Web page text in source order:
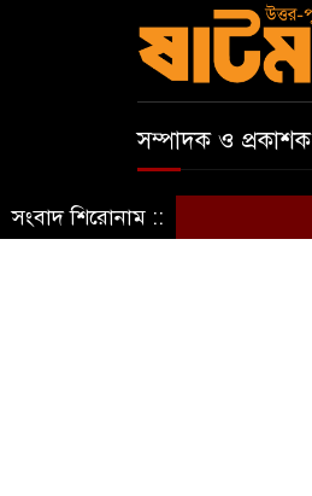
সম্পাদক ও প্রকাশক
আবুল কাসেম
সংবাদ শিরোনাম ::